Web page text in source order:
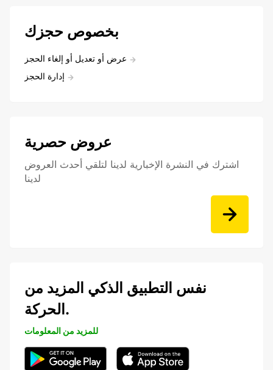
بخصوص حجزك
عرض أو تعديل أو إلغاء الحجز
إدارة الحجز
عروض حصرية
اشترك في النشرة الإخبارية لدينا لتلقي أحدث العروض
لدينا
نفس التطبيق الذكي المزيد من
الحركة.
للمزيد من المعلومات